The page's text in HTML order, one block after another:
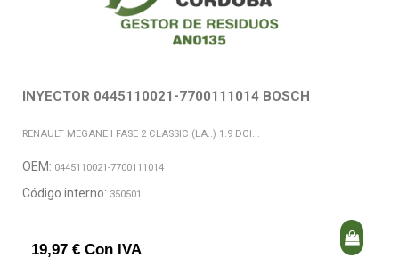
INYECTOR 0445110021-7700111014 BOSCH
RENAULT MEGANE I FASE 2 CLASSIC (LA..) 1.9 DCI...
OEM: 0445110021-7700111014
Código interno: 350501
19,97 € Con IVA